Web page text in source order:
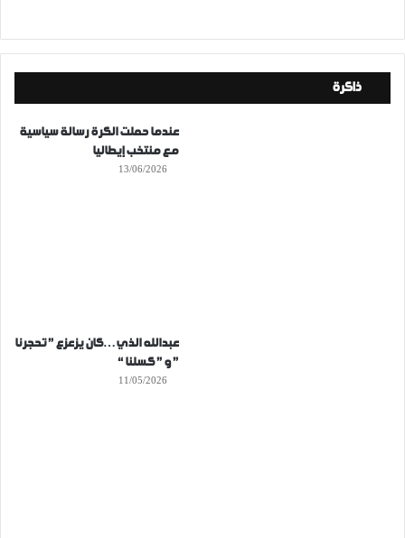
ذاكرة
عندما حملت الكرة رسالة سياسية
مع منتخب إيطاليا
13/06/2026
عبدالله الذي…كان يزعزع ” تحجرنا
” و ” كسلنا “
11/05/2026